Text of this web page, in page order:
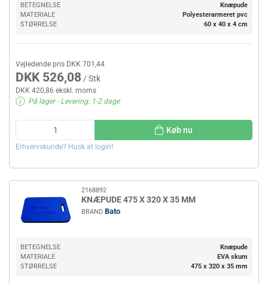
BETEGNELSE
Knæpude
MATERIALE
Polyesterarmeret pvc
STØRRELSE
60 x 40 x 4 cm
Vejledende pris DKK 701,44
DKK 526,08 / Stk
DKK 420,86 ekskl. moms
På lager- Levering: 1-2 dage
Køb nu
Erhvervskunde? Husk at login!
2168892
KNÆPUDE 475 X 320 X 35 MM
BRAND Bato
BETEGNELSE
Knæpude
MATERIALE
EVA skum
STØRRELSE
475 x 320 x 35 mm